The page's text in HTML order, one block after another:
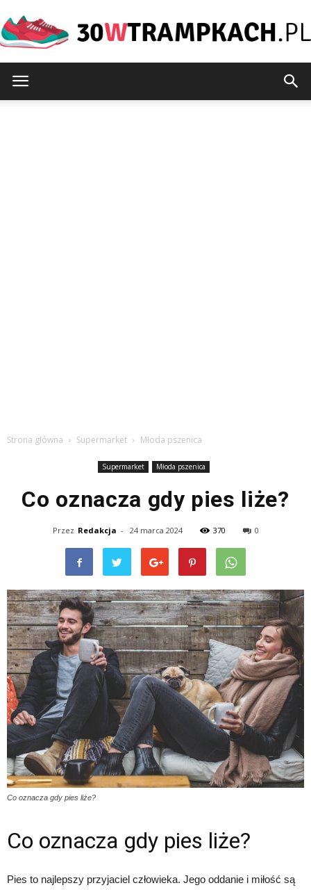
Strona główna Supermarket Młoda pszenica
Supermarket Młoda pszenica
Co oznacza gdy pies liże?
Przez Redakcja - 24 marca 2024 370 0
Co oznacza gdy pies liże?
Co oznacza gdy pies liże?
Pies to najlepszy przyjaciel człowieka. Jego oddanie i miłość są